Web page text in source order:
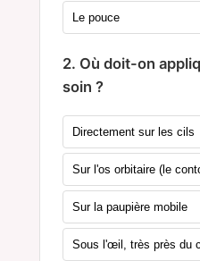
Le pouce
2. Où doit-on
soin ?
Directement sur les cils
Sur l'os orbitaire (le
Sur la paupière mobile
Sous l'œil, très près du